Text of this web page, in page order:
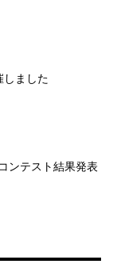
しました
ンテスト結果発表